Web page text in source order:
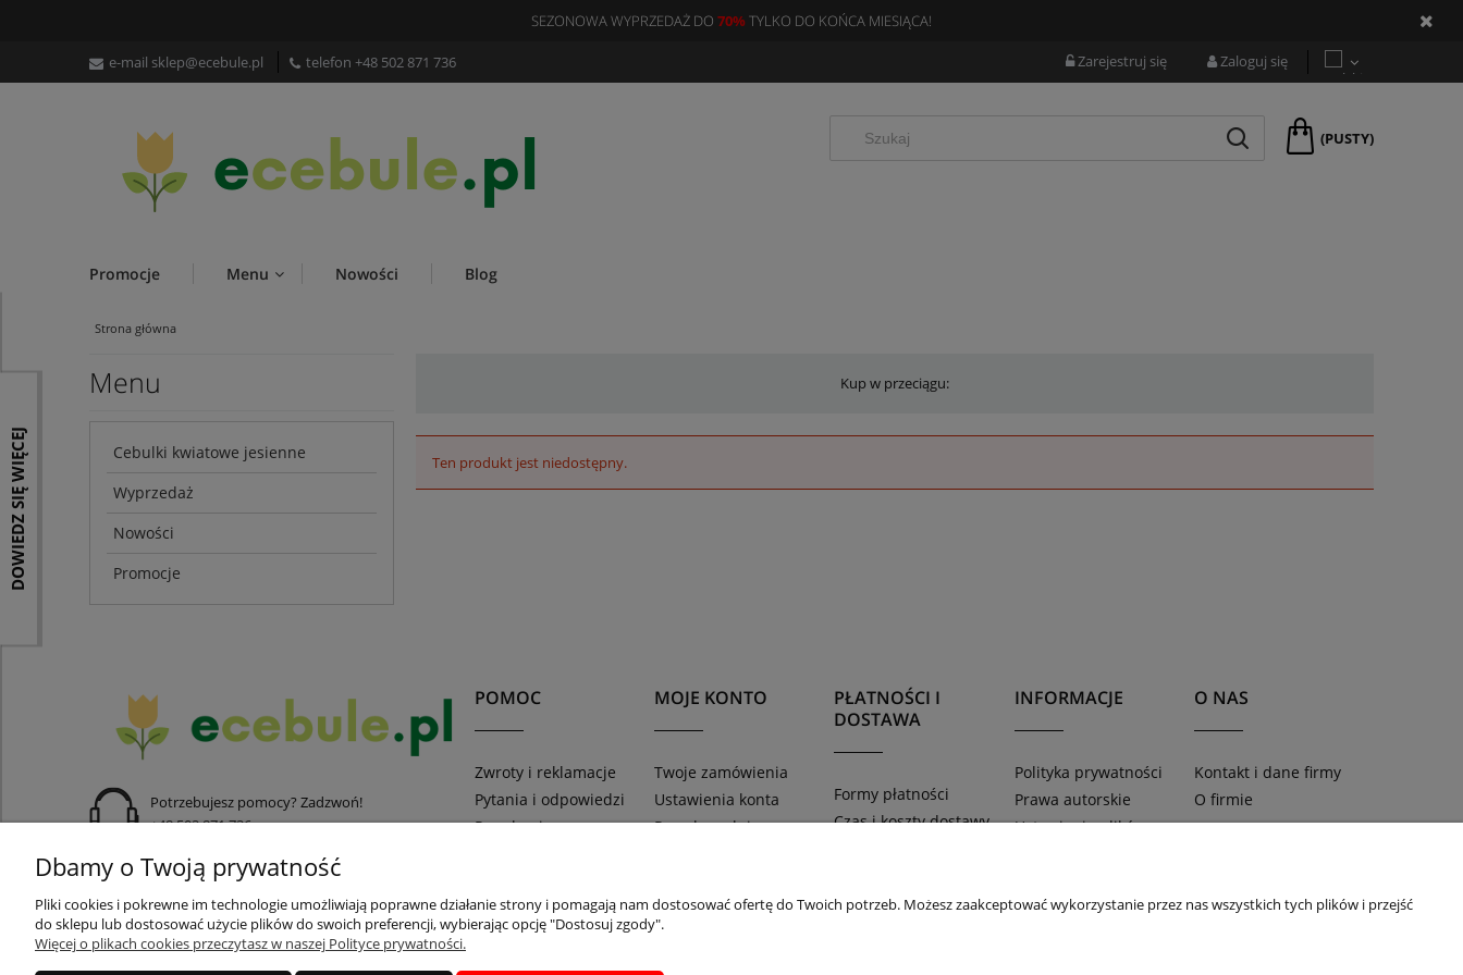
SEZONOWA WYPRZEDAŻ DO 70%TYLKO DO KOŃCA MIESIĄCA!
e-mail sklep@ecebule.pl telefon +48 502 871 736 Zarejestruj się Zaloguj się
(PUSTY)
Promocje Menu Nowości Blog
Strona główna
Menu
Cebulki kwiatowe jesienne
Wyprzedaż
Nowości
Promocje
Kup w przeciągu:
Ten produkt jest niedostępny.
DOWIEDZ SIĘ WIĘCEJ
Potrzebujesz pomocy? Zadzwoń!
+48 502 871 736
adres:
ul. Rumiankowa 54, 54-512 Wrocław
POMOC
Zwroty i reklamacje
Pytania i odpowiedzi
Regulamin
MOJE KONTO
Twoje zamówienia
Ustawienia konta
Przechowalnia
PŁATNOŚCI I
DOSTAWA
Formy płatności
Czas i koszty dostawy
INFORMACJE
Polityka prywatności
Prawa autorskie
Ustawienia plików
O NAS
Kontakt i dane firmy
O firmie
Dbamy o Twoją prywatność
Pliki cookies i pokrewne im technologie umożliwiają poprawne działanie strony i pomagają nam dostosować ofertę do Twoich potrzeb. Możesz zaakceptować wykorzystanie przez nas wszystkich tych plików i przejść
do sklepu lub dostosować użycie plików do swoich preferencji, wybierając opcję "Dostosuj zgody".
Więcej o plikach cookies przeczytasz w naszej Polityce prywatności.